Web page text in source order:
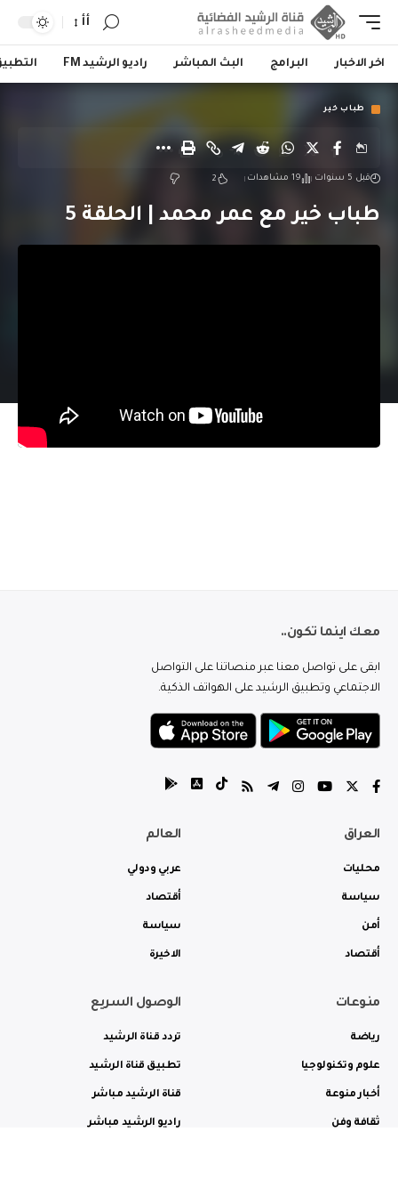
أأ
اخر الاخبار البرامج البث المباشر راديو الرشيد FM
طباب خير
قبل 5 سنوات 19 مشاهدات 2
طباب خير مع عمر محمد | الحلقة 5
معك اينما تكون..
ابقى على تواصل معنا عبر منصاتنا على التواصل
الاجتماعي وتطبيق الرشيد على الهواتف الذكية.
العراق
محليات
سياسة
أمن
أقتصاد
العالم
عربي ودولي
أقتصاد
سياسة
الاخيرة
منوعات
رياضة
علوم وتكنولوجيا
أخبار منوعة
ثقافة وفن
الوصول السريع
تردد قناة الرشيد
تطبيق قناة الرشيد
قناة الرشيد مباشر
راديو الرشيد مباشر